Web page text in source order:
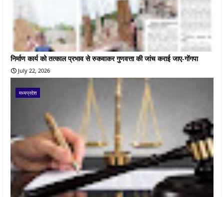
निर्माण कार्य को तत्काल प्रभाव से रुकवाकर गुणवत्ता की जांच कराई जाए-गोंगपा
July 22, 2026
मध्यप्रदेश